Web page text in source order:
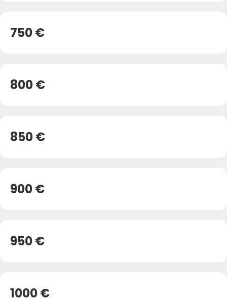
750 €
800 €
850 €
900 €
950 €
1000 €